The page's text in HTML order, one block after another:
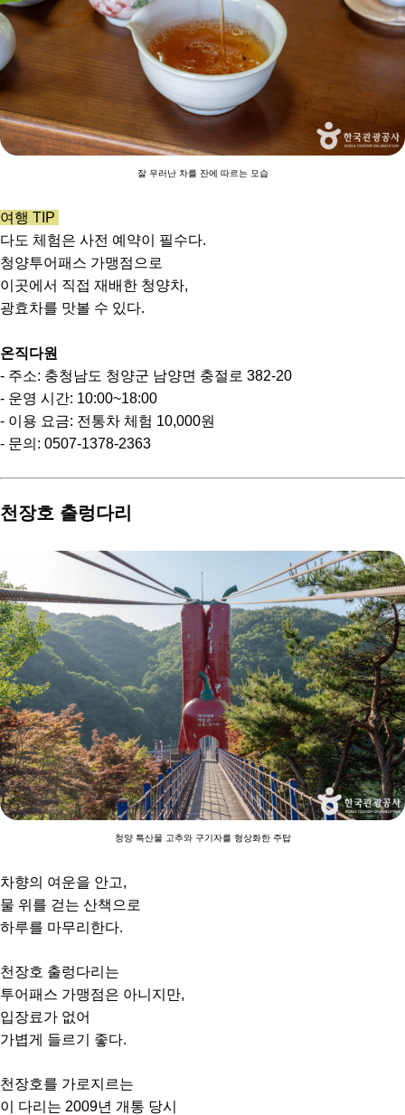
잘 우러난 차를 잔에 따르는 모습
여행 TIP
다도 체험은 사전 예약이 필수다.
청양투어패스 가맹점으로
이곳에서 직접 재배한 청양차,
광효차를 맛볼 수 있다.
온직다원
- 주소: 충청남도 청양군 남양면 충절로 382-20
- 운영 시간: 10:00~18:00
- 이용 요금: 전통차 체험 10,000원
- 문의: 0507-1378-2363
천장호 출렁다리
청양 특산물 고추와 구기자를 형상화한 주탑
차향의 여운을 안고,
물 위를 걷는 산책으로
하루를 마무리한다.
천장호 출렁다리는
투어패스 가맹점은 아니지만,
입장료가 없어
가볍게 들르기 좋다.
천장호를 가로지르는
이 다리는 2009년 개통 당시